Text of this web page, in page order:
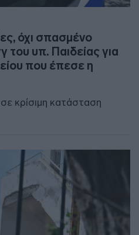
όχι σπασμένο
του υπ. Παιδείας για
που έπεσε η
σε κρίσιμη κατάσταση